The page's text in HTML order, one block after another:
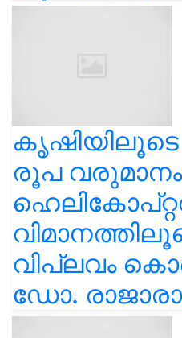
കൃഷിയിലൂടെ
രൂപ
വിപ്ലവം
ഡോ.